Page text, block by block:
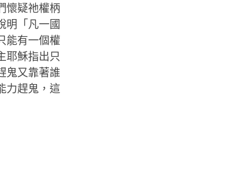
懷疑祂權柄
明「凡一國
能有一個權
耶穌指出只
鬼又靠著誰
力趕鬼，這